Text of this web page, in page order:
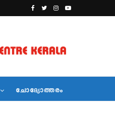
ചോദ്യോത്തരം